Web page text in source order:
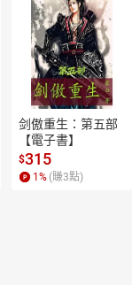
救贖。假如我們回
者還是寬恕者？無
以依賴她犀利的語
，到第二部曲才發
命運多冷多殘酷，
期待，不論真相為
有人都能再被這部
讀，《惡童三部
雅歌塔．克里斯
剑傲重生：第五部
【電子書】
$315
1 % (賺3點)